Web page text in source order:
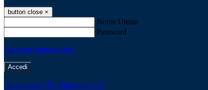
button close ×
Nome Utente
Password
Password dimenticata?
-
Entra con SPID Entra con CIE